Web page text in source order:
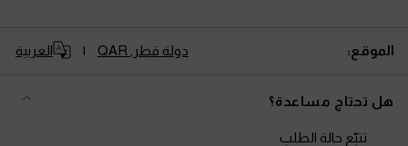
الموقع: دولة قطر, QAR العربية
هل تحتاج مساعدة؟
تتبّع حالة الطلب